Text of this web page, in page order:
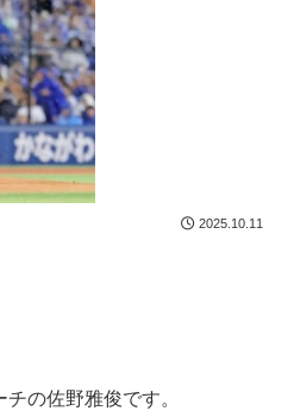
2025.10.11
の佐野雅俊です。